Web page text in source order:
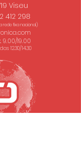
Viseu
412 298
rede fixa nacional.)
9.00/19.00
12.30/14.30